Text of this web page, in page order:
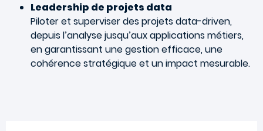
Leadership de projets data
Piloter et superviser des projets data-driven,
depuis l’analyse jusqu’aux applications métiers,
en garantissant une gestion efficace, une
cohérence stratégique et un impact mesurable.